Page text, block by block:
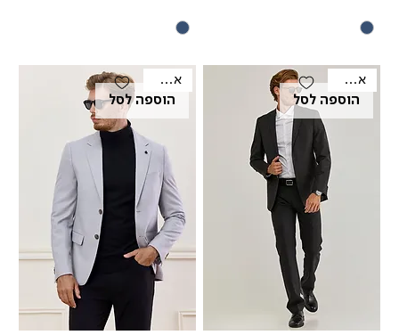
הוספה לסל
אאוטלט
הוספה לסל
אאוטלט